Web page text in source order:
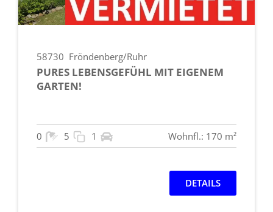
58730 Fröndenberg/Ruhr
PURES LEBENSGEFÜHL MIT EIGENEM
GARTEN!
0 5 1 Wohnfl.: 170 m²
DETAILS